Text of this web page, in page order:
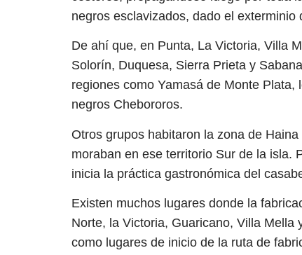
negros esclavizados, dado el exterminio
De ahí que, en Punta, La Victoria, Villa
Solorín, Duquesa, Sierra Prieta y
regiones como Yamasá de Monte
negros Chebororos.
Otros grupos habitaron la zona de
moraban en ese territorio Sur de la isla.
inicia la práctica gastronómica del
Existen muchos lugares donde la
Norte, la Victoria, Guaricano, Villa
como lugares de inicio de la ruta de